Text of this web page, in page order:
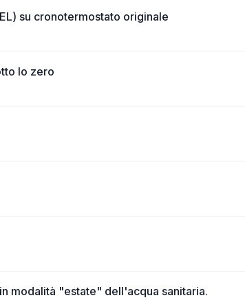
su cronotermostato originale
lo zero
modalità "estate" dell'acqua sanitaria.